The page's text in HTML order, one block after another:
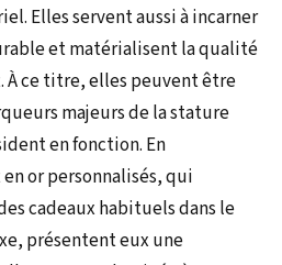
Elles servent aussi à incarner
et matérialisent la qualité
À ce titre, elles peuvent être
majeurs de la stature
en fonction. En
or personnalisés, qui
cadeaux habituels dans le
présentent eux une